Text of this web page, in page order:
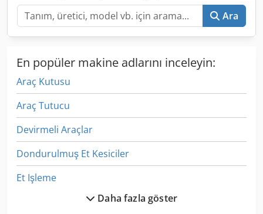
Ara
En popüler makine adlarını inceleyin:
Araç Kutusu
Araç Tutucu
Devirmeli Araçlar
Dondurulmuş Et Kesiciler
Et Işleme
Daha fazla göster